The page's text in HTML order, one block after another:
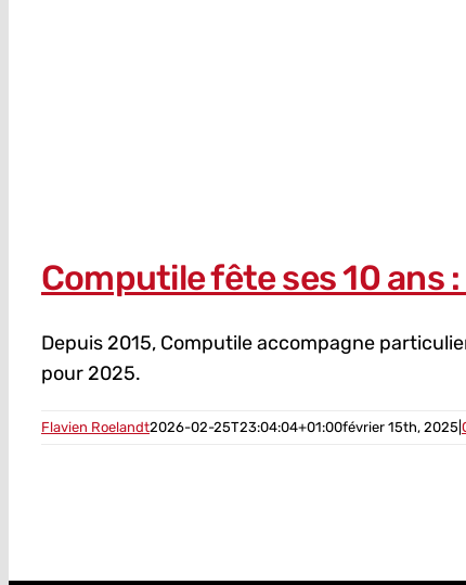
Computile fête ses 10 ans
Depuis 2015, Computile accompagne
pour 2025.
Flavien Roelandt2026-02-25T23:04:04+01:00février 15th, 2025